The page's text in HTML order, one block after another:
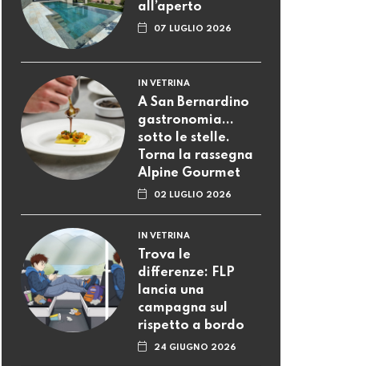
all’aperto
07 LUGLIO 2026
IN VETRINA
A San Bernardino
gastronomia...
sotto le stelle.
Torna la rassegna
Alpine Gourmet
02 LUGLIO 2026
IN VETRINA
Trova le
differenze: FLP
lancia una
campagna sul
rispetto a bordo
24 GIUGNO 2026